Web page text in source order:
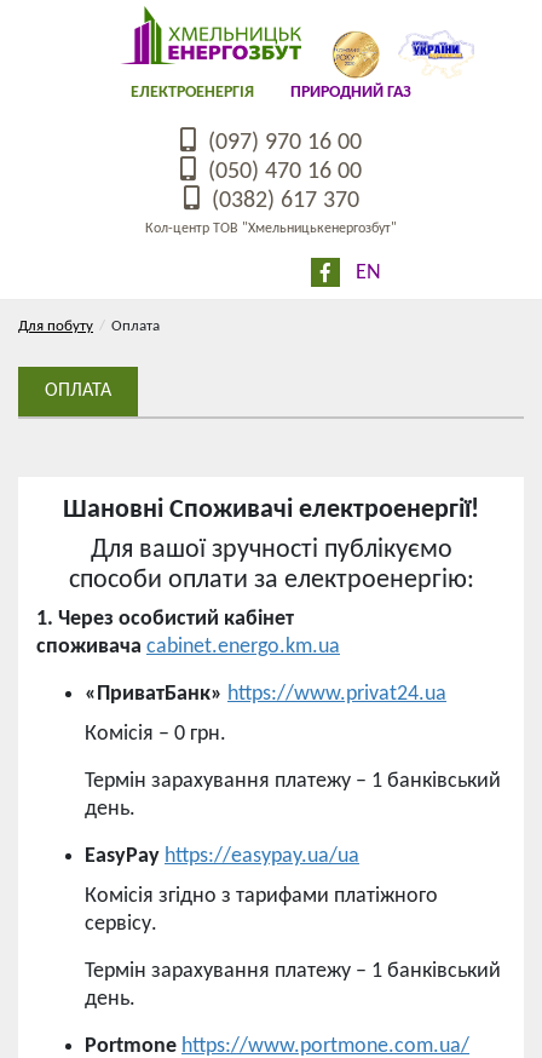
ЕЛЕКТРОЕНЕРГІЯ ПРИРОДНИЙ ГАЗ
(097) 970 16 00
(050) 470 16 00
(0382) 617 370
Кол-центр ТОВ "Хмельницькенергозбут"
EN
Для побуту Оплата
ОПЛАТА
Шановні Споживачі електроенергії!
Для вашої зручності публікуємо
способи оплати за електроенергію:
1. Через особистий кабінет
споживача cabinet.energo.km.ua
«ПриватБанк» https://www.privat24.ua
Комісія – 0 грн.
Термін зарахування платежу – 1 банківський
день.
EasyPay https://easypay.ua/ua
Комісія згідно з тарифами платіжного
сервісу.
Термін зарахування платежу – 1 банківський
день.
Portmone https://www.portmone.com.ua/